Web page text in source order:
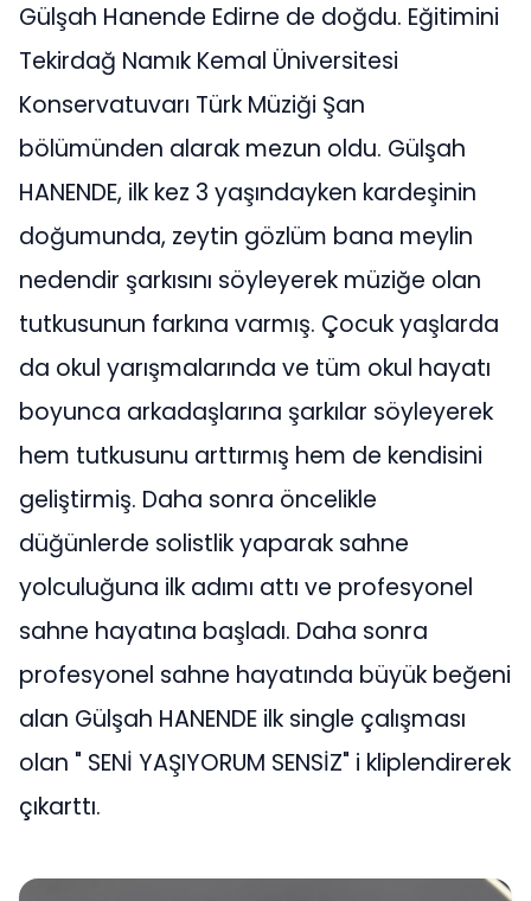
Gülşah Hanende Edirne de doğdu. Eğitimini
Tekirdağ Namık Kemal Üniversitesi
Konservatuvarı Türk Müziği Şan
bölümünden alarak mezun oldu. Gülşah
HANENDE, ilk kez 3 yaşındayken kardeşinin
doğumunda, zeytin gözlüm bana meylin
nedendir şarkısını söyleyerek müziğe olan
tutkusunun farkına varmış. Çocuk yaşlarda
da okul yarışmalarında ve tüm okul hayatı
boyunca arkadaşlarına şarkılar söyleyerek
hem tutkusunu arttırmış hem de kendisini
geliştirmiş. Daha sonra öncelikle
düğünlerde solistlik yaparak sahne
yolculuğuna ilk adımı attı ve profesyonel
sahne hayatına başladı. Daha sonra
profesyonel sahne hayatında büyük beğeni
alan Gülşah HANENDE ilk single çalışması
olan " SENİ YAŞIYORUM SENSİZ" i kliplendirerek
çıkarttı.